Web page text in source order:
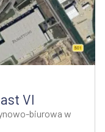
VI
biurowa w